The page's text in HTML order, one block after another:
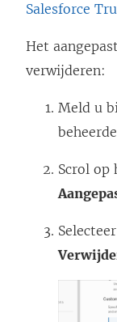
Salesforce
Het
verwijderen:
Meld u
Scrol
Selecteer